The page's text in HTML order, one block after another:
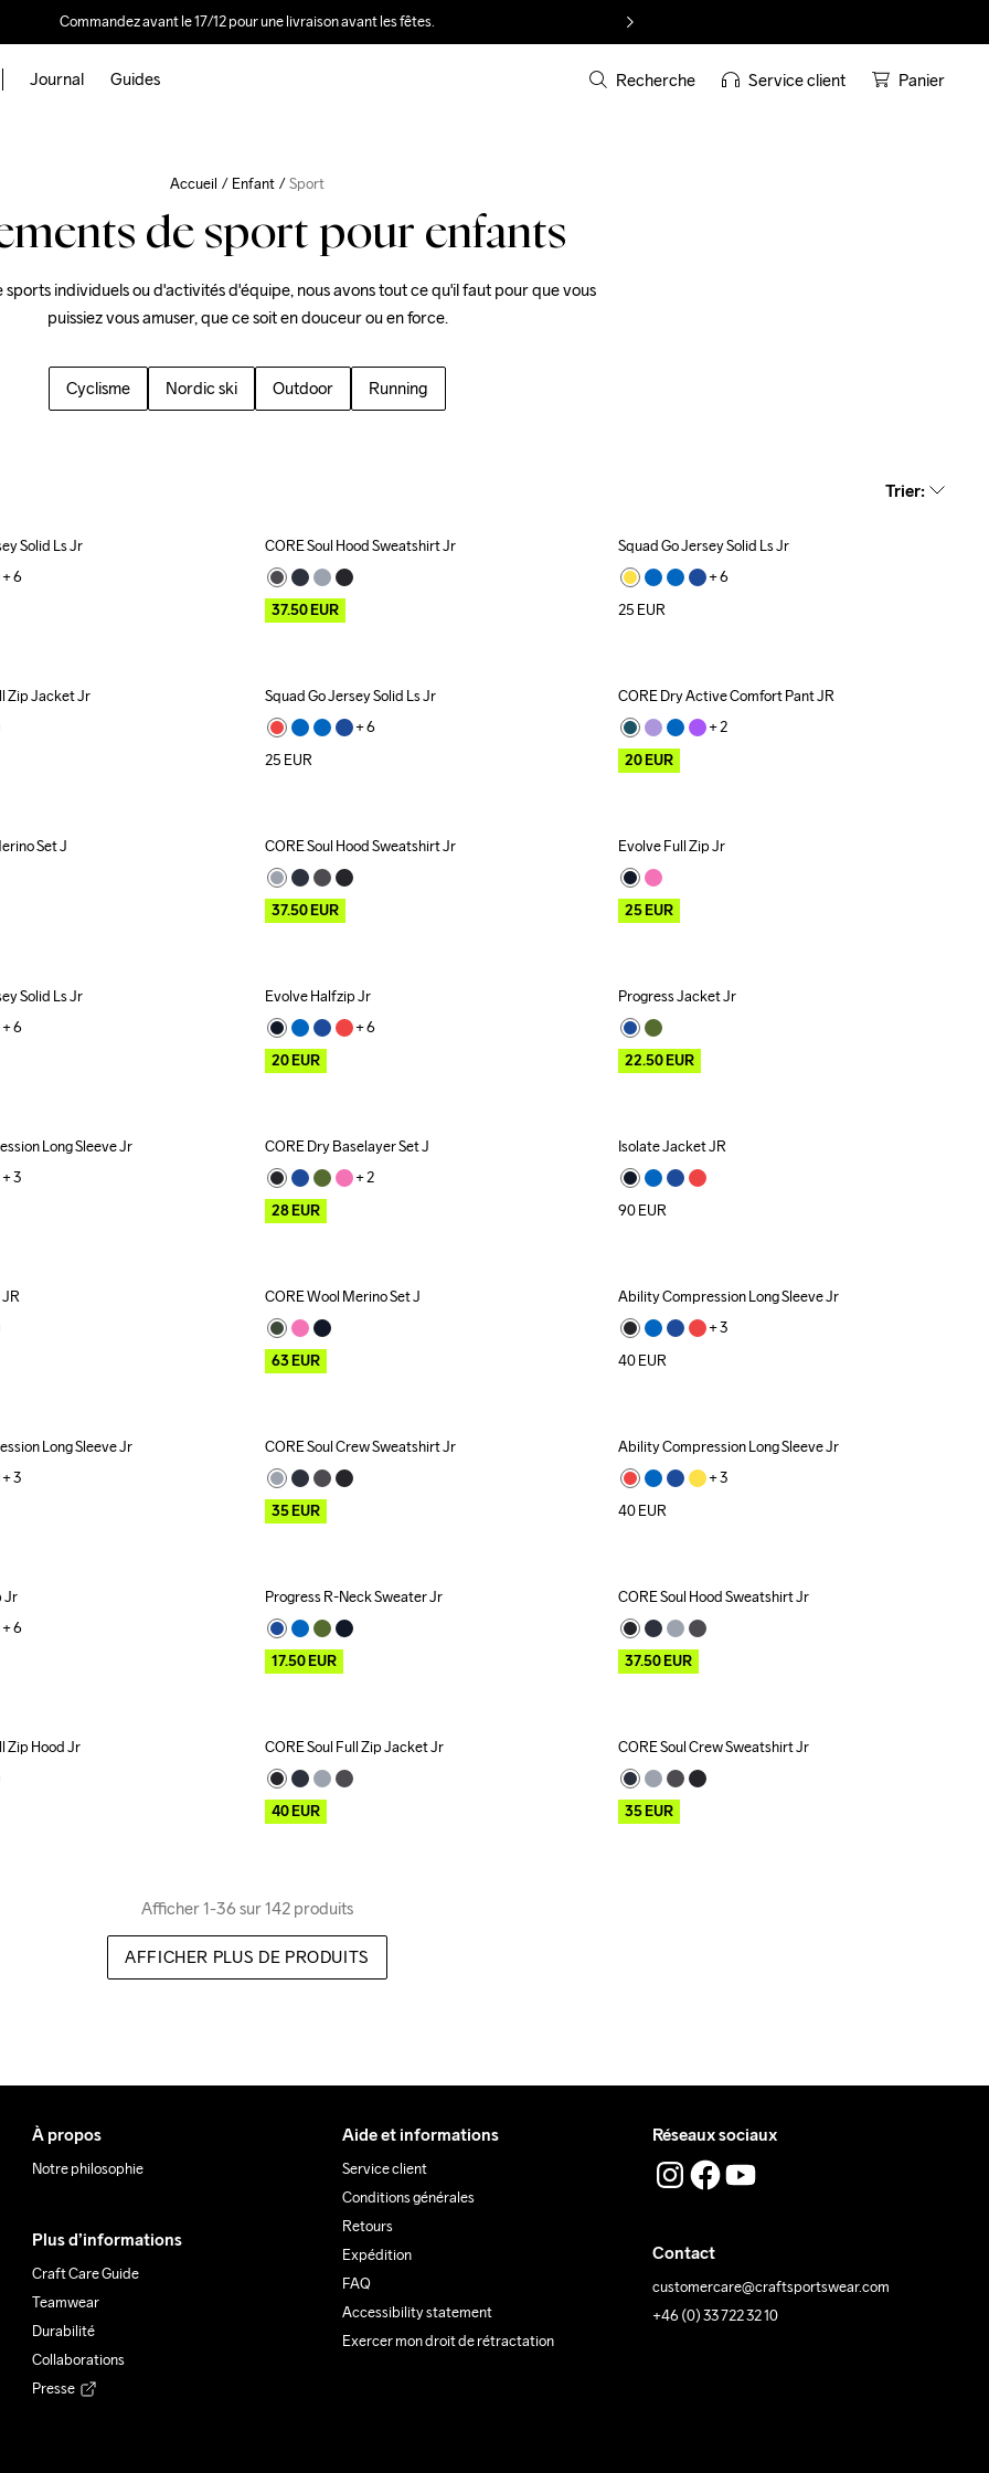
Commandez avant le 17/12 pour une livraison avant les fêtes.
Journal Guides Recherche Service client Panier
Accueil Enfant Sport
de sport pour enfants
sports individuels ou d'activités d'équipe, nous avons tout ce qu'il faut pour que vous
puissiez vous amuser, que ce soit en douceur ou en force.
Cyclisme Nordic ski Outdoor Running
Trier:
Solid Ls Jr
+ 6
Outlet
CORE Soul Hood Sweatshirt Jr
37.50EUR
Squad Go Jersey Solid Ls Jr
+ 6
25 EUR
Zip Jacket Jr
Squad Go Jersey Solid Ls Jr
+ 6
25 EUR
Outlet
CORE Dry Active Comfort Pant JR
+ 2
20EUR
Set J Outlet
CORE Soul Hood Sweatshirt Jr
37.50EUR
Outlet
Evolve Full Zip Jr
25EUR
Solid Ls Jr
+ 6
Outlet
Evolve Halfzip Jr
+ 6
20EUR
Outlet
Progress Jacket Jr
22.50EUR
Long Sleeve Jr
+ 3
Outlet
CORE Dry Baselayer Set J
+ 2
28EUR
Isolate Jacket JR
90EUR
Outlet
CORE Wool Merino Set J
63EUR
Ability Compression Long Sleeve Jr
+ 3
40EUR
Long Sleeve Jr
+ 3
Outlet
CORE Soul Crew Sweatshirt Jr
35EUR
Ability Compression Long Sleeve Jr
+ 3
40EUR
Jr
+ 6
Outlet
Progress R-Neck Sweater Jr
17.50EUR
Outlet
CORE Soul Hood Sweatshirt Jr
37.50EUR
Zip Hood Jr Outlet
CORE Soul Full Zip Jacket Jr
40EUR
Outlet
CORE Soul Crew Sweatshirt Jr
35EUR
Afficher 1-36 sur 142 produits
AFFICHER PLUS DE PRODUITS
À propos
Notre philosophie
Plus d’informations
Craft Care Guide
Teamwear
Durabilité
Collaborations
Presse
Aide et informations
Service client
Conditions générales
Retours
Expédition
FAQ
Accessibility statement
Exercer mon droit de rétractation
Réseaux sociaux
Contact
customercare@craftsportswear.com
+46 (0) 33 722 32 10